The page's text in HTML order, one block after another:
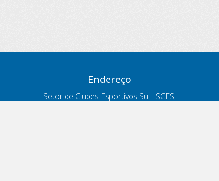
Endereço
Setor de Clubes Esportivos Sul - SCES,